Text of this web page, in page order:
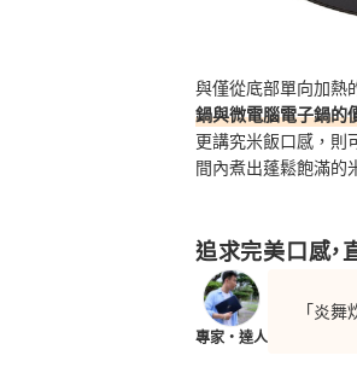
與僅從底部單向加熱
鍋與微電腦電子鍋的
更講究米飯口感，則
間內煮出蓬鬆飽滿的
追求完美口感，
專家・達人
「炎